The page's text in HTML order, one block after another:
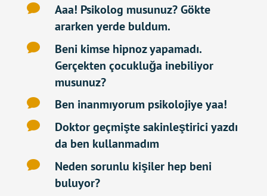

Aaa! Psikolog musunuz? Gökte
ararken yerde buldum.

Beni kimse hipnoz yapamadı.
Gerçekten çocukluğa inebiliyor
musunuz?
 Ben inanmıyorum psikolojiye yaa!

Doktor geçmişte sakinleştirici yazdı
da ben kullanmadım

Neden sorunlu kişiler hep beni
buluyor?